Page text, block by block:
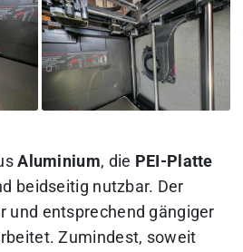
Aluminium, die PEI-Platte
beidseitig nutzbar. Der
und entsprechend gängiger
Zumindest, soweit